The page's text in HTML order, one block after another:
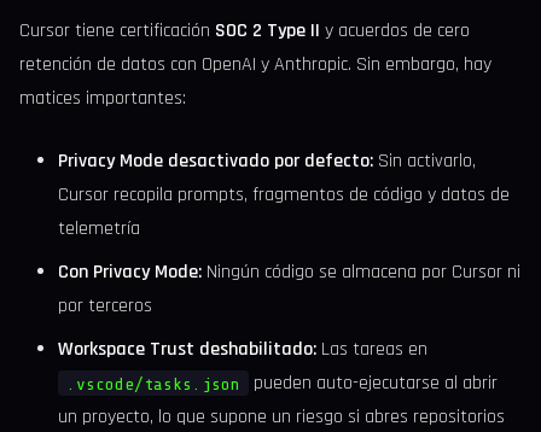
Cursor tiene certificación SOC 2 Type II y acuerdos de cero
retención de datos con OpenAI y Anthropic. Sin embargo, hay
matices importantes:
Privacy Mode desactivado por defecto: Sin activarlo,
Cursor recopila prompts, fragmentos de código y datos de
telemetría
Con Privacy Mode: Ningún código se almacena por Cursor ni
por terceros
Workspace Trust deshabilitado: Las tareas en
.vscode/tasks.json
pueden auto-ejecutarse al abrir
un proyecto, lo que supone un riesgo si abres repositorios